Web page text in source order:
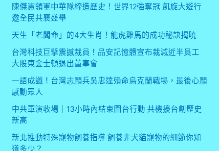
陳傑憲領軍中華隊締造歷史！世界12強奪冠 凱旋大遊行
邀全民共襄盛舉
天生「老闆命」的4大生肖！龍虎雞馬的成功秘訣揭曉
台灣科技巨擘震撼裁員！品安記憶體宣布裁減近半員工
大股東金士頓退出董事會
一語成讖！台灣志願兵吳忠達殞命烏克蘭戰場，最後心願
感動眾人
中共軍演收場｜13小時內結束圍台行動 共機擾台創歷史
新高
新北推動特殊寵物飼養指導 飼養非犬貓寵物的細節你知
道多少？